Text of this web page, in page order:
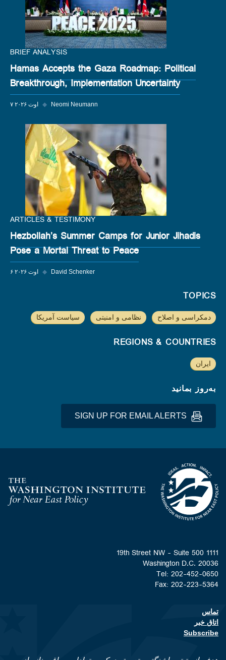
BRIEF ANALYSIS
Hamas Accepts the Gaza Roadmap: Political
Breakthrough, Implementation Uncertainty
۷ اوت ۲۰۲۶ ◆ Neomi Neumann
ARTICLES & TESTIMONY
Hezbollah’s Summer Camps for Junior Jihadis
Pose a Mortal Threat to Peace
۶ اوت ۲۰۲۶ ◆ David Schenker
TOPICS
دمکراسی و اصلاح نظامی و امنیتی سیاست آمریکا
REGIONS & COUNTRIES
ایران
به‌روز بمانید
Homepage
1111 19th Street NW - Suite 500
Washington D.C. 20036
Tel: 202-452-0650
Fax: 202-223-5364
Footer contact links
تماس
اتاق خبر
Subscribe